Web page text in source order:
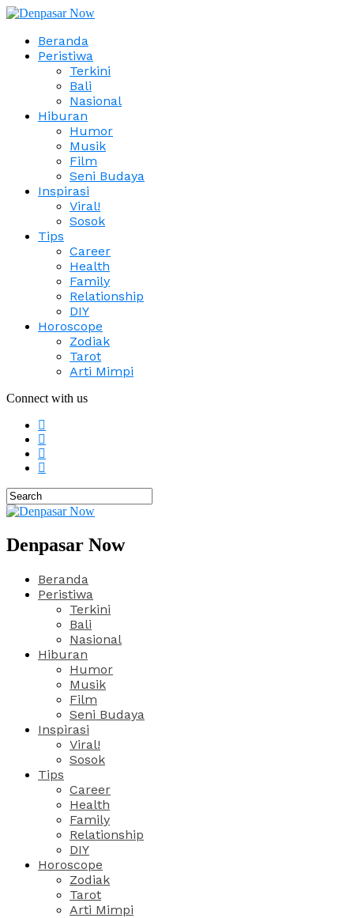
Beranda
Peristiwa
Terkini
Bali
Nasional
Hiburan
Humor
Musik
Film
Seni Budaya
Inspirasi
Viral!
Sosok
Tips
Career
Health
Family
Relationship
DIY
Horoscope
Zodiak
Tarot
Arti Mimpi
Connect with us
Denpasar Now
Beranda
Peristiwa
Terkini
Bali
Nasional
Hiburan
Humor
Musik
Film
Seni Budaya
Inspirasi
Viral!
Sosok
Tips
Career
Health
Family
Relationship
DIY
Horoscope
Zodiak
Tarot
Arti Mimpi